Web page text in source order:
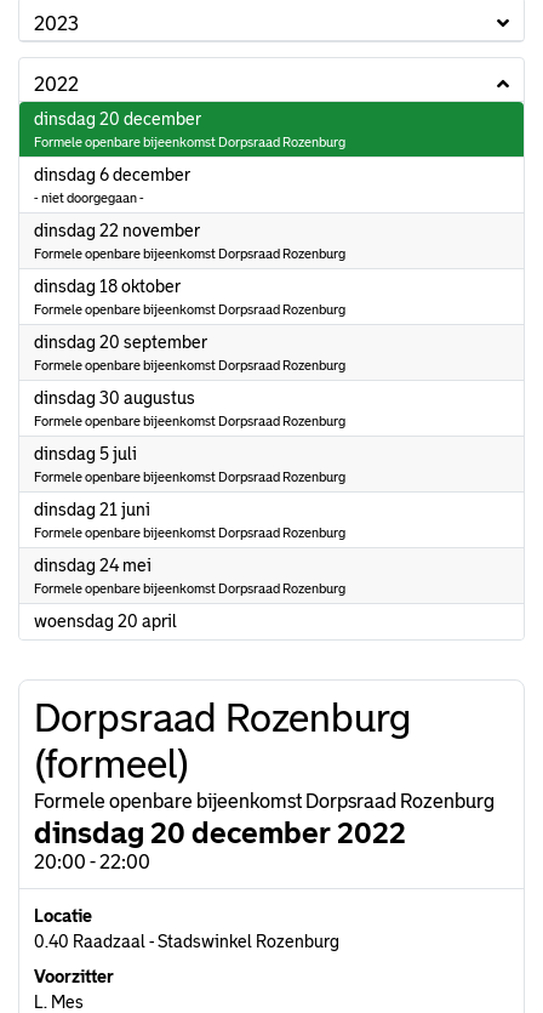
2023
2022
dinsdag 20 december2022
Formele openbare bijeenkomst Dorpsraad Rozenburg
dinsdag 6 december2022
- niet doorgegaan -
dinsdag 22 november2022
Formele openbare bijeenkomst Dorpsraad Rozenburg
dinsdag 18 oktober2022
Formele openbare bijeenkomst Dorpsraad Rozenburg
dinsdag 20 september2022
Formele openbare bijeenkomst Dorpsraad Rozenburg
dinsdag 30 augustus
Formele openbare bijeenkomst Dorpsraad Rozenburg
dinsdag 5 juli
Formele openbare bijeenkomst Dorpsraad Rozenburg
dinsdag 21 juni
Formele openbare bijeenkomst Dorpsraad Rozenburg
dinsdag 24 mei
Formele openbare bijeenkomst Dorpsraad Rozenburg
woensdag 20 april
Dorpsraad Rozenburg
(formeel)
Formele openbare bijeenkomst Dorpsraad Rozenburg
dinsdag 20 december 2022
20:00 - 22:00
Locatie
0.40 Raadzaal - Stadswinkel Rozenburg
Voorzitter
L. Mes